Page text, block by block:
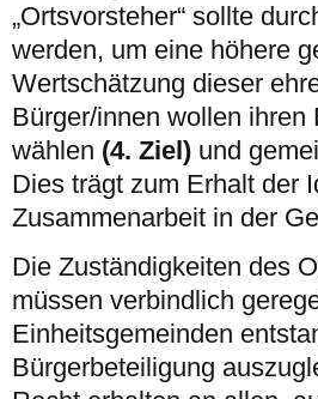
„Ortsvorsteher“ sollte
werden, um eine höhere
Wertschätzung dieser
Bürger/innen wollen
wählen (4. Ziel) und
Dies trägt zum Erhalt der
Zusammenarbeit in der
Die Zuständigkeiten des
müssen verbindlich
Einheitsgemeinden
Bürgerbeteiligung